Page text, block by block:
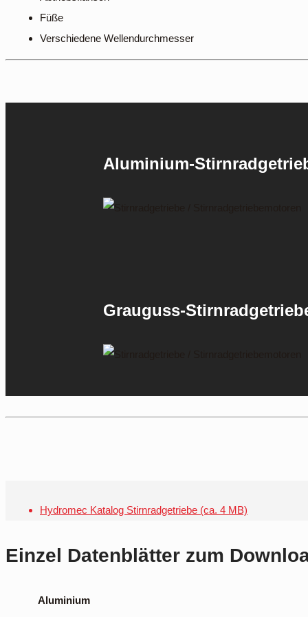
Füße
Verschiedene Wellendurchmesser
Aluminium-
Grauguss-
Hydromec Katalog Stirnradgetriebe (ca. 4 MB)
Einzel Datenblätter zum
Aluminium